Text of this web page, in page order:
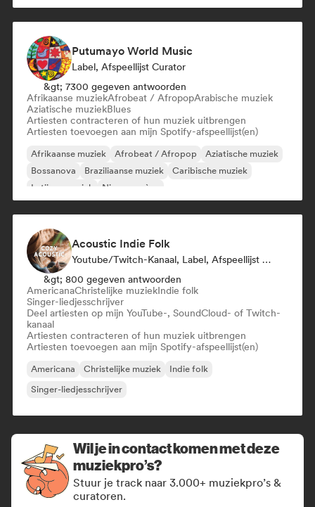
Putumayo World Music
Label, Afspeellijst Curator
&gt; 7300 gegeven antwoorden
Afrikaanse muziekAfrobeat / AfropopArabische muziek
Aziatische muziekBlues
Artiesten contracteren of hun muziek uitbrengen
Artiesten toevoegen aan mijn Spotify-afspeellijst(en)
Afrikaanse muziek Afrobeat / Afropop
Aziatische muziek
Bossanova
Braziliaanse muziek
Caribische muziek
Latijnse muziek
Nieuwe scène
Acoustic Indie Folk
Youtube/Twitch-Kanaal, Label, Afspeellijst Curator
&gt; 800 gegeven antwoorden
AmericanaChristelijke muziekIndie folk
Singer-liedjesschrijver
Deel artiesten op mijn YouTube-, SoundCloud- of Twitch-
kanaal
Artiesten contracteren of hun muziek uitbrengen
Artiesten toevoegen aan mijn Spotify-afspeellijst(en)
Americana Christelijke muziek
Indie folk
Singer-liedjesschrijver
Wil je in contact komen met deze
muziekpro’s?
Stuur je track naar 3.000+ muziekpro’s &
curatoren.